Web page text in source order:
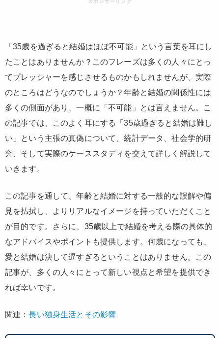
「35歳を過ぎると結婚はほぼ不可能」という言葉を耳にし
たことはありませんか？このフレーズは多くの人々にとっ
てプレッシャーを感じさせるものかもしれませんが、実際
のところはどうなのでしょうか？年齢と結婚の関係性には
多くの側面があり、一概に「不可能」とは言えません。こ
の記事では、このよく耳にする「35歳過ぎると結婚は難し
い」という主張の真偽について、統計データ、社会学的研
究、そして実際のケーススタディを交えて詳しく解説して
いきます。
この記事を通して、年齢と結婚に対する一般的な誤解や偏
見を払拭し、よりリアルなイメージを持っていただくこと
が目的です。さらに、35歳以上で結婚を考える際の具体的
なアドバイスやポイントも提供します。何歳になっても、
愛と結婚は決して遅すぎるということはありません。この
記事が、多くの人々にとって新しい視点と希望を提供でき
れば幸いです。
関連：長い独身生活とその影響